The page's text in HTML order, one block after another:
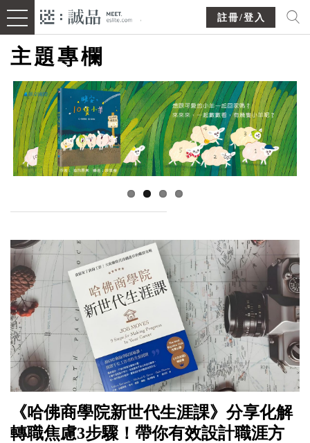
註冊/登入
主題專欄
《哈佛商學院新世代生涯課》分享化解
轉職焦慮3步驟！帶你有效設計職涯方